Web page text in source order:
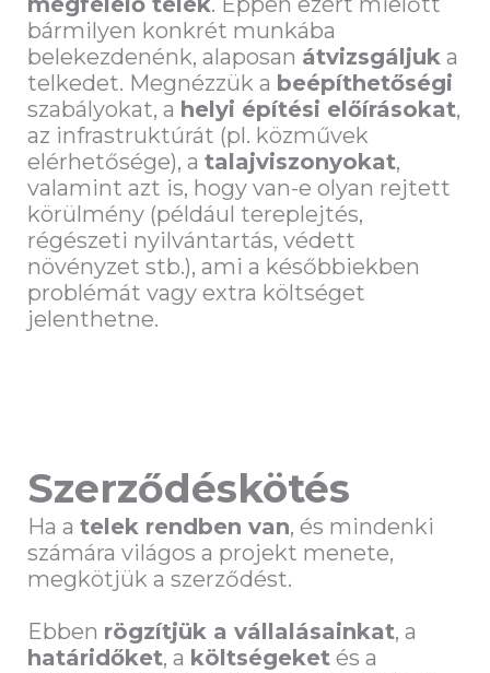
bármilyen konkrét munkába
belekezdenénk, alaposan átvizsgáljuk a
telkedet. Megnézzük a beépíthetőségi
szabályokat, a helyi építési előírásokat,
az infrastruktúrát (pl. közművek
elérhetősége), a talajviszonyokat,
valamint azt is, hogy van-e olyan rejtett
körülmény (például tereplejtés,
régészeti nyilvántartás, védett
növényzet stb.), ami a későbbiekben
problémát vagy extra költséget
jelenthetne.
Szerződéskötés
Ha a telek rendben van, és mindenki
számára világos a projekt menete,
megkötjük a szerződést.
Ebben rögzítjük a vállalásainkat, a
határidőket, a költségeket és a